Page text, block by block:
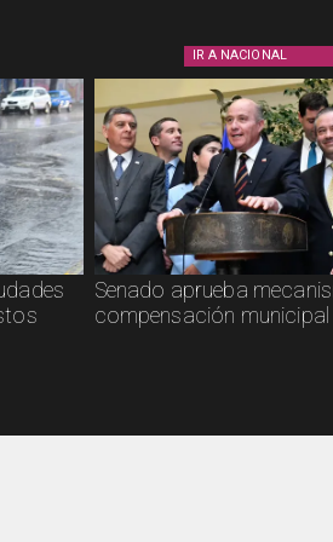
IR A NACIONAL
Senado aprueba
compensación municipal